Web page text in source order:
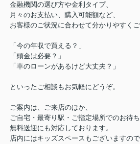
金融機関の選び方や金利タイプ、
月々のお支払い、購入可能額など、
お客様のご状況に合わせて分かりやすくご
「今の年収で買える？」
「頭金は必要？」
「車のローンがあるけど大丈夫？」
といったご相談もお気軽にどうぞ。
ご案内は、ご来店のほか、
ご自宅・最寄り駅・ご指定場所でのお待
無料送迎にも対応しております。
店内にはキッズスペースもございますので